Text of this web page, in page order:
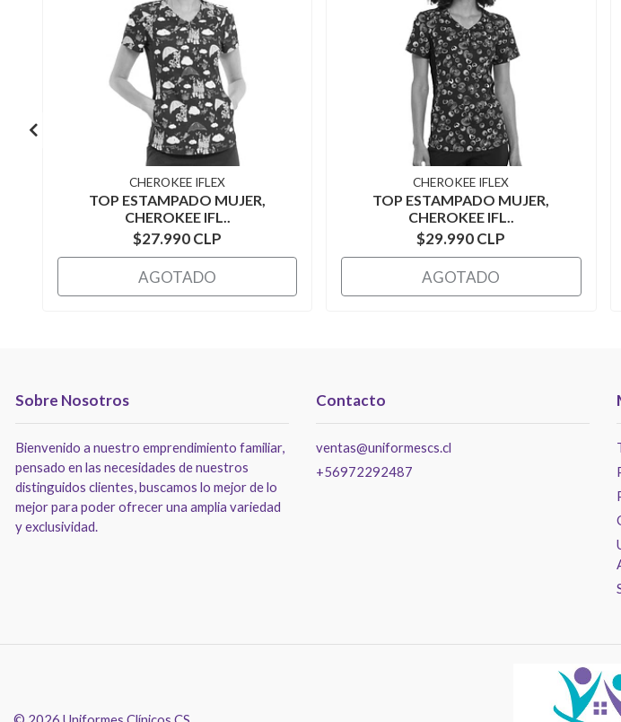
CHEROKEE IFLEX
TOP ESTAMPADO MUJER,
CHEROKEE IFL..
$27.990 CLP
AGOTADO
CHEROKEE IFLEX
TOP ESTAMPADO MUJER,
CHEROKEE IFL..
$29.990 CLP
AGOTADO
Sobre Nosotros
Bienvenido a nuestro emprendimiento familiar,
pensado en las necesidades de nuestros
distinguidos clientes, buscamos lo mejor de lo
mejor para poder ofrecer una amplia variedad
y exclusividad.
Contacto
ventas@uniformescs.cl
+56972292487